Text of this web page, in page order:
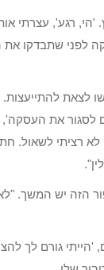
'הי, רגע', עצרתי
שתבדקו את
לצאת
לסגור את
לא רציתי לשאול.
הזה יש המשך.
גורם לך